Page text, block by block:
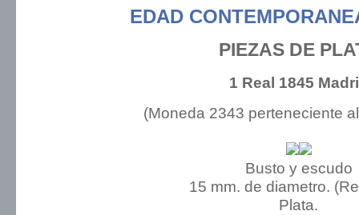
EDAD
PIEZAS DE
1 Real 1845
(Moneda 2343 perteneciente
Busto y escudo
15 mm. de diametro.
Plata.